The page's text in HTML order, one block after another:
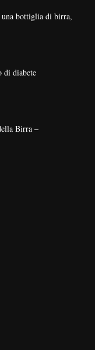
bottiglia di birra,
di diabete
Birra –